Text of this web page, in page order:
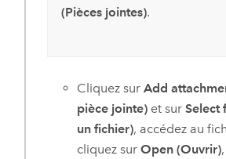
(Pièces jointes).
Cliquez surAdd
pièce jointe) et surSelect
un fichier), accédez au
cliquez surOpen (Ouvrir)